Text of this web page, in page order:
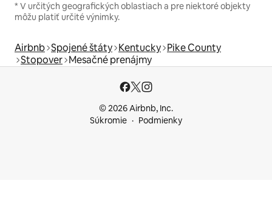
* V určitých geografických oblastiach a pre niektoré objekty
môžu platiť určité výnimky.
Airbnb Spojené štáty Kentucky Pike County
Stopover Mesačné prenájmy
© 2026 Airbnb, Inc.
Súkromie
Podmienky